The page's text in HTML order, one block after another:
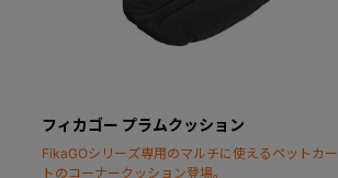
フィカゴー プラムクッション
FikaGOシリーズ専用のマルチに使えるペットカー
トのコーナークッション登場。